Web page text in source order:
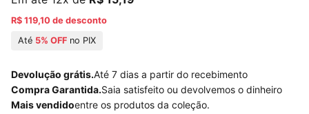
R$ 119,10 de desconto
Até 5% OFF no PIX
Devolução grátis.Até 7 dias a partir do recebimento
Compra Garantida.Saia satisfeito ou devolvemos o dinheiro
Mais vendidoentre os produtos da coleção.